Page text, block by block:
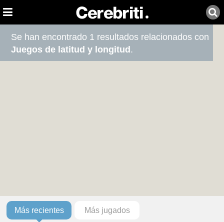
Se han encontrado 1 resultados relacionados con
Juegos de latitud y longitud .
Más recientes Más jugados